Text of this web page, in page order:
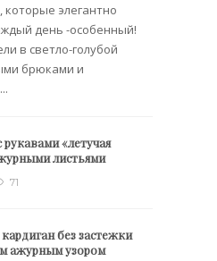
элегантно
день -особенный!
в светло-голубой
брюками и
рукавами «летучая
листьями
71
без застежки
ажурным узором